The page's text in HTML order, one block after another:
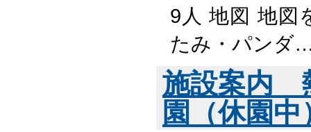
9人 地図 地図
たみ・パンダ
施設案内
園（休園